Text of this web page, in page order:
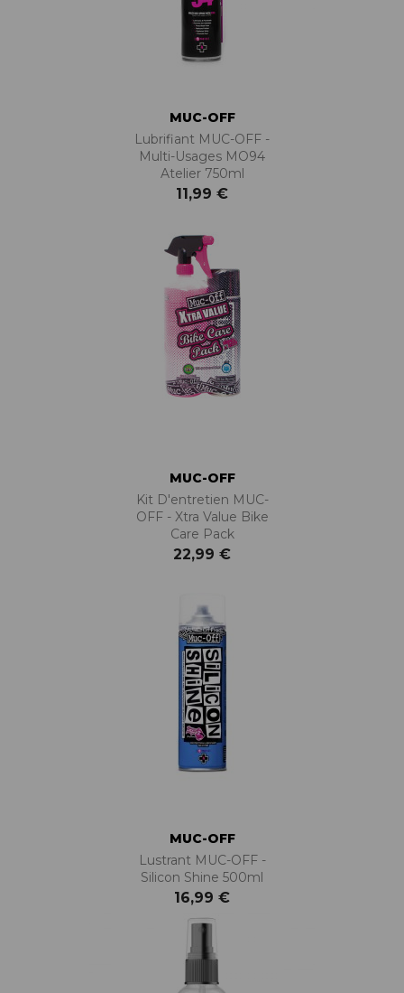
MUC-OFF
Lubrifiant MUC-OFF -
Multi-Usages MO94
Atelier 750ml
11,99 €
MUC-OFF
Kit D'entretien MUC-
OFF - Xtra Value Bike
Care Pack
22,99 €
MUC-OFF
Lustrant MUC-OFF -
Silicon Shine 500ml
16,99 €